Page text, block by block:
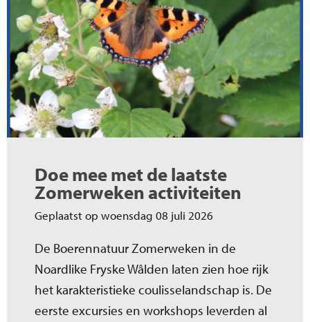
Doe mee met de laatste
Zomerweken activiteiten
Geplaatst op woensdag 08 juli 2026
De Boerennatuur Zomerweken in de
Noardlike Fryske Wâlden laten zien hoe rijk
het karakteristieke coulisselandschap is. De
eerste excursies en workshops leverden al